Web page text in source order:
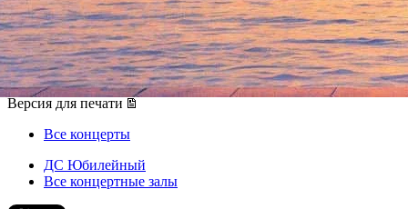
отпразднует двадцатилетие
«Дурня»
12 мая 2017, пятница,20.00
Версия для печати
Все концерты
ДС Юбилейный
Все концертные залы